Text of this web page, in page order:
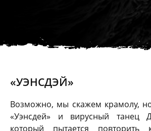
«УЭНСДЭЙ»
Возможно, мы скажем крамолу,
«Уэнсдей» и вирусный танец
который пытается повторить